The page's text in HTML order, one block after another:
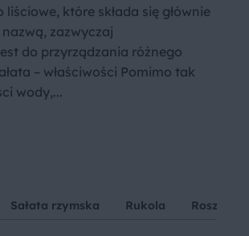
liściowe, które składa się głównie
zazwyczaj
do przyrządzania różnego
– właściwości Pomimo tak
wody,...
Sałata rzymska Rukola